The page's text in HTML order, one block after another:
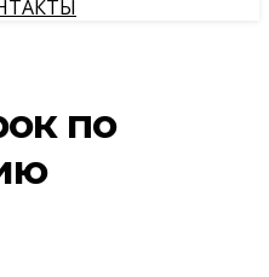
по